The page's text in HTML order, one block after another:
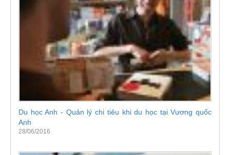
Du học Anh - Quản lý chi tiêu khi du học tại Vương quốc
Anh
28/06/2016